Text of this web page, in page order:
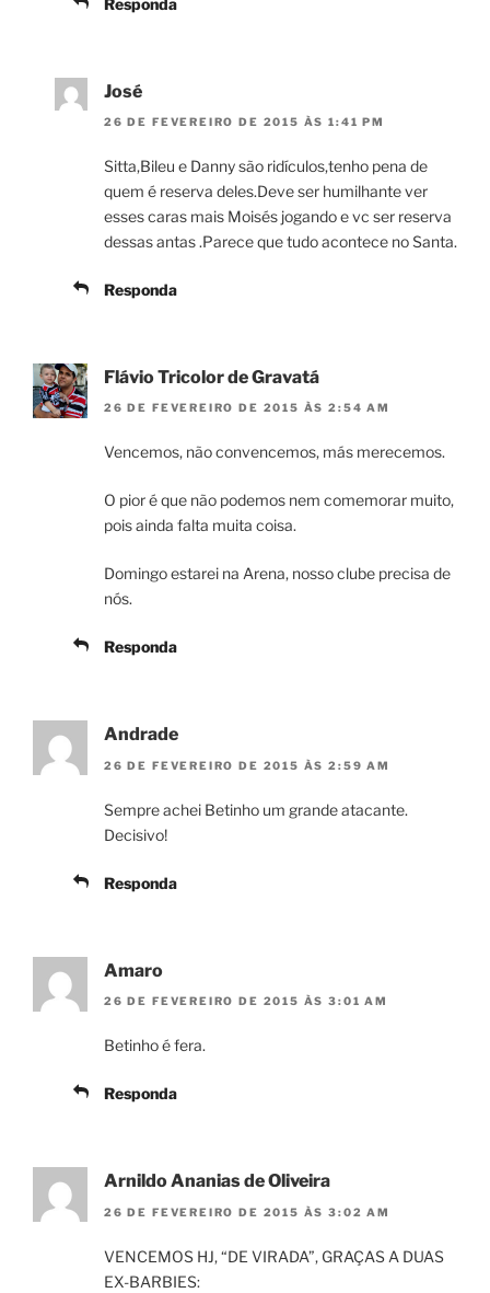
José
26 DE FEVEREIRO DE 2015 ÀS 1:41 PM
Sitta,Bileu e Danny são ridículos,tenho pena de
quem é reserva deles.Deve ser humilhante ver
esses caras mais Moisés jogando e vc ser reserva
dessas antas .Parece que tudo acontece no Santa.
Responda
Flávio Tricolor de Gravatá
26 DE FEVEREIRO DE 2015 ÀS 2:54 AM
Vencemos, não convencemos, más merecemos.
O pior é que não podemos nem comemorar muito,
pois ainda falta muita coisa.
Domingo estarei na Arena, nosso clube precisa de
nós.
Responda
Andrade
26 DE FEVEREIRO DE 2015 ÀS 2:59 AM
Sempre achei Betinho um grande atacante.
Decisivo!
Responda
Amaro
26 DE FEVEREIRO DE 2015 ÀS 3:01 AM
Betinho é fera.
Responda
Arnildo Ananias de Oliveira
26 DE FEVEREIRO DE 2015 ÀS 3:02 AM
VENCEMOS HJ, “DE VIRADA”, GRAÇAS A DUAS
EX-BARBIES: